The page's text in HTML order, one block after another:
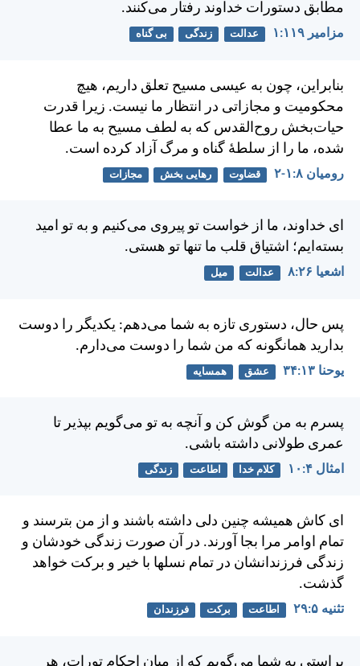
مطابق دستورات خداوند رفتار می‌كنند.
مزامير ۱۱۹:‏۱ عدالت زندگی بی گناه
بنابراين، چون به عيسی مسيح تعلق داريم، هيچ
محكوميت و مجازاتی در انتظار ما نيست. زيرا قدرت
حيات‌بخش روح‌القدس كه به لطف مسيح به ما عطا
شده، ما را از سلطهٔ گناه و مرگ آزاد كرده است.
رومیان ۸:‏۱-‏۲ قضاوت رهایی بخش مجازات
ای خداوند، ما از خواست تو پيروی می‌كنيم و به تو اميد
بسته‌ايم؛ اشتياق قلب ما تنها تو هستی.
اشعيا ۲۶:‏۸ عدالت میل
پس حال، دستوری تازه به شما می‌دهم: يكديگر را دوست
بداريد همانگونه كه من شما را دوست می‌دارم.
يوحنا ۱۳:‏۳۴ عشق همسایه
پسرم به من گوش كن و آنچه به تو می‌گويم بپذير تا
عمری طولانی داشته باشی.
امثال ۴:‏۱۰ کلام خدا اطاعت زندگی
ای كاش هميشه چنين دلی داشته باشند و از من بترسند و
تمام اوامر مرا بجا آورند. در آن صورت زندگی خودشان و
زندگی فرزندانشان در تمام نسلها با خير و بركت خواهد
گذشت.
تثنيه ۵:‏۲۹ اطاعت برکت فرزندان
براستی به شما می‌گويم كه از ميان احكام تورات، هر